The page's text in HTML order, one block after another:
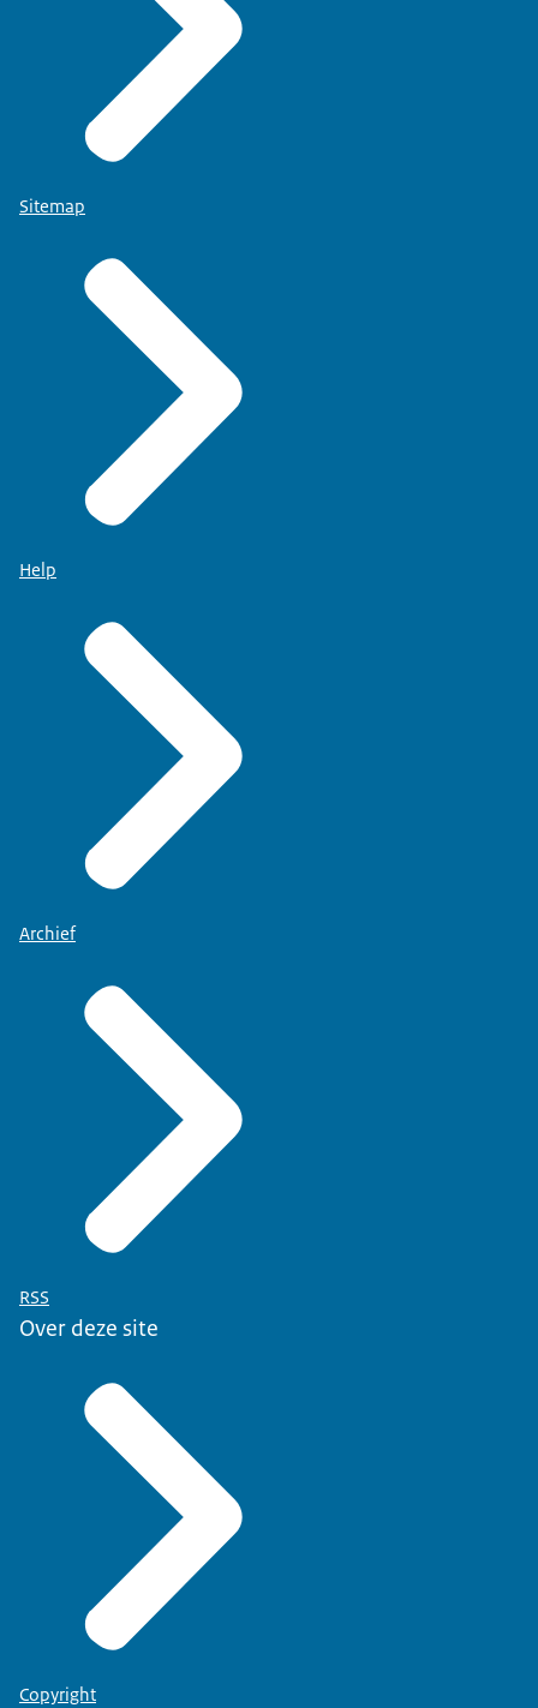
Sitemap
Help
Archief
RSS
Over deze site
Copyright